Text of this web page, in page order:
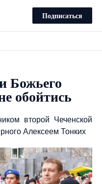
Подписаться
Божьего
обойтись
второй Чеченской
Алексеем Тонких